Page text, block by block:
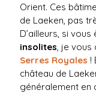
Orient. Ces
de Laeken, pas
D’ailleurs, si vous
insolites, je vous
Serres Royales !
château de
généralement en